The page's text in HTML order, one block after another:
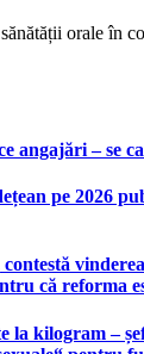
orale în
angajări – se
pe 2026
că reforma
kilogram –